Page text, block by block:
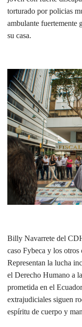
torturado por policias
ambulante fuertemente
su casa.
Billy Navarrete del
caso Fybeca y los otros
Representan la lucha
el Derecho Humano a
prometida en el
extrajudiciales siguen
espíritu de cuerpo y